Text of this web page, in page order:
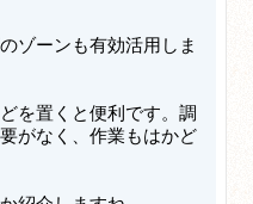
ゾーンも有効活用しま
を置くと便利です。調
がなく、作業もはかど